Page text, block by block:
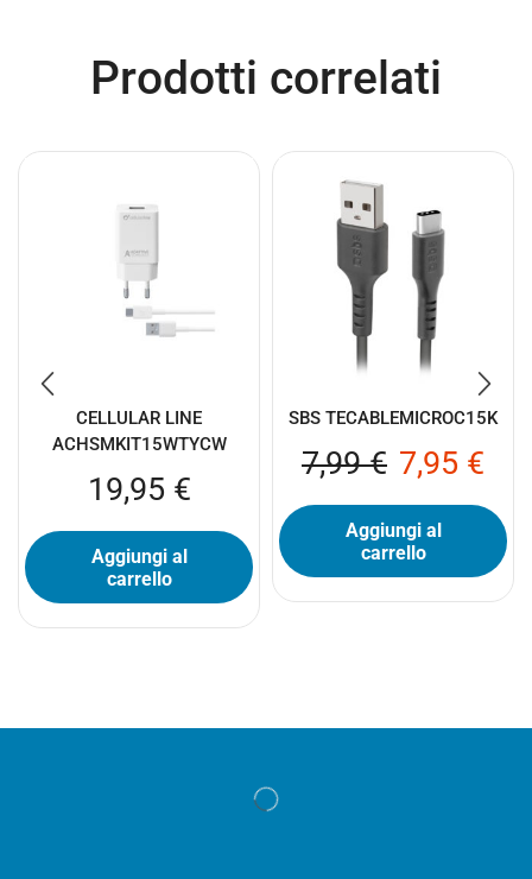
Prodotti correlati
CELLULAR LINE
ACHSMKIT15WTYCW
19,95 €
Aggiungi al
carrello
SBS TECABLEMICROC15K
7,99€ 7,95 €
Aggiungi al
carrello